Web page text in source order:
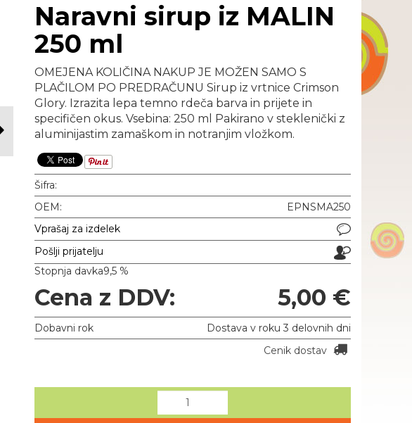
Naravni sirup iz MALIN
250 ml
OMEJENA KOLIČINA NAKUP JE MOŽEN SAMO S
PLAČILOM PO PREDRAČUNU Sirup iz vrtnice Crimson
Glory. Izrazita lepa temno rdeča barva in prijete in
specifičen okus. Vsebina: 250 ml Pakirano v steklenički z
aluminijastim zamaškom in notranjim vložkom.
Šifra:
OEM:
EPNSMA250
Vprašaj za izdelek
Pošlji prijatelju
Stopnja davka9,5 %
Cena z DDV: 5,00 €
Dobavni rok
Dostava v roku 3 delovnih dni
Cenik dostav